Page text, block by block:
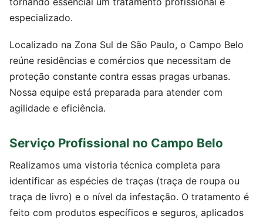
especializado.
Localizado na Zona Sul de São Paulo, o Campo Belo
reúne residências e comércios que necessitam de
proteção constante contra essas pragas urbanas.
Nossa equipe está preparada para atender com
agilidade e eficiência.
Serviço Profissional no Campo Belo
Realizamos uma vistoria técnica completa para
identificar as espécies de traças (traça de roupa ou
traça de livro) e o nível da infestação. O tratamento é
feito com produtos específicos e seguros, aplicados